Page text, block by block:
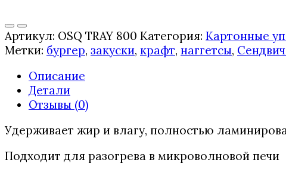
Артикул: OSQ TRAY 800 Категория: Картонные
Метки: бургер, закуски, крафт, наггетсы,
Описание
Детали
Отзывы (0)
Удерживает жир и влагу, полностью
Подходит для разогрева в микроволновой печи